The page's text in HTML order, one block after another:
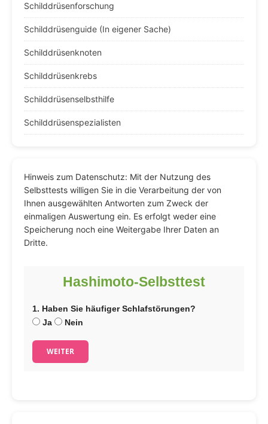
Schilddrüsenforschung
Schilddrüsenguide (In eigener Sache)
Schilddrüsenknoten
Schilddrüsenkrebs
Schilddrüsenselbsthilfe
Schilddrüsenspezialisten
Hinweis zum Datenschutz: Mit der Nutzung des
Selbsttests willigen Sie in die Verarbeitung der von
Ihnen ausgewählten Antworten zum Zweck der
einmaligen Auswertung ein. Es erfolgt weder eine
Speicherung noch eine Weitergabe Ihrer Daten an
Dritte.
Hashimoto-Selbsttest
1. Haben Sie häufiger Schlafstörungen?
Ja
Nein
WEITER